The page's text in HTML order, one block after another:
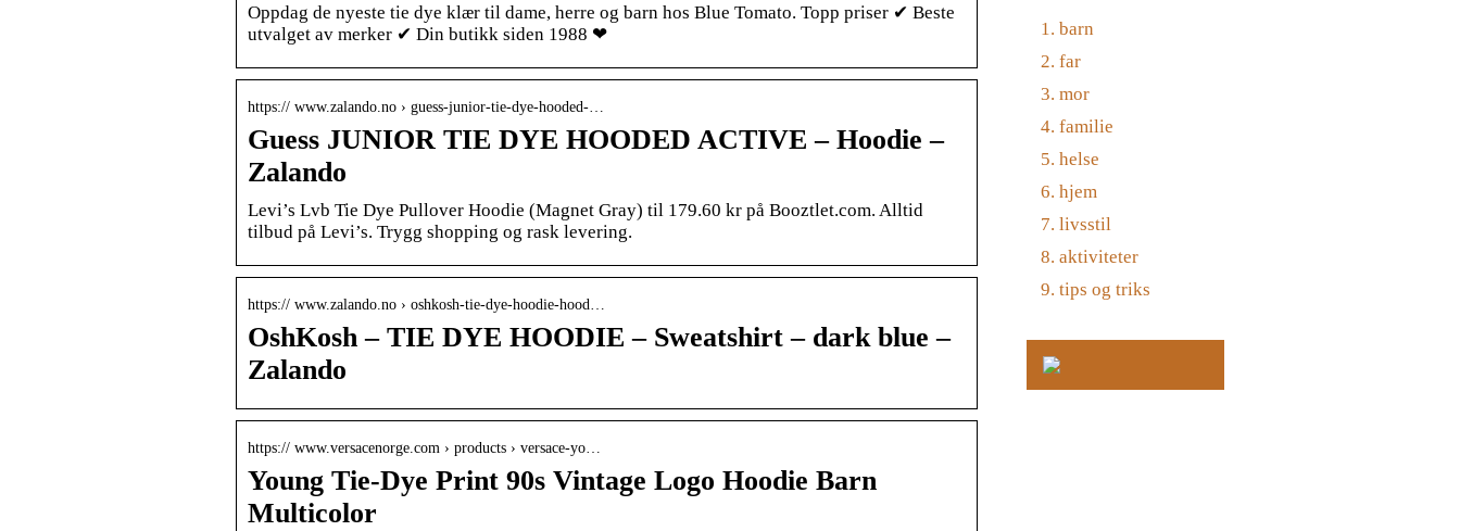
Oppdag de nyeste tie dye klær til dame, herre og barn hos Blue Tomato. Topp priser ✔ Beste
utvalget av merker ✔ Din butikk siden 1988 ❤
https:// www.zalando.no › guess-junior-tie-dye-hooded-…
Guess JUNIOR TIE DYE HOODED ACTIVE – Hoodie –
Zalando
Levi’s Lvb Tie Dye Pullover Hoodie (Magnet Gray) til 179.60 kr på Booztlet.com. Alltid
tilbud på Levi’s. Trygg shopping og rask levering.
https:// www.zalando.no › oshkosh-tie-dye-hoodie-hood…
OshKosh – TIE DYE HOODIE – Sweatshirt – dark blue –
Zalando
https:// www.versacenorge.com › products › versace-yo…
Young Tie-Dye Print 90s Vintage Logo Hoodie Barn
Multicolor
barn
far
mor
familie
helse
hjem
livsstil
aktiviteter
tips og triks